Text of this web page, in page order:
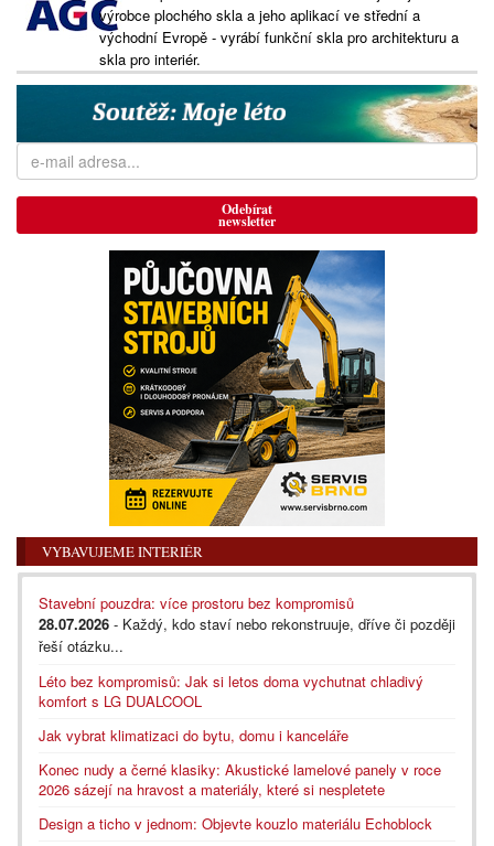
výrobce plochého skla a jeho aplikací ve střední a
východní Evropě - vyrábí funkční skla pro architekturu a
skla pro interiér.
Odebírat
newsletter
VYBAVUJEME INTERIÉR
Stavební pouzdra: více prostoru bez kompromisů
28.07.2026 - Každý, kdo staví nebo rekonstruuje, dříve či později
řeší otázku...
Léto bez kompromisů: Jak si letos doma vychutnat chladivý
komfort s LG DUALCOOL
Jak vybrat klimatizaci do bytu, domu i kanceláře
Konec nudy a černé klasiky: Akustické lamelové panely v roce
2026 sázejí na hravost a materiály, které si nespletete
Design a ticho v jednom: Objevte kouzlo materiálu Echoblock